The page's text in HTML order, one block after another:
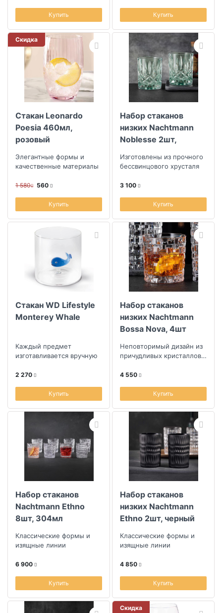
Купить Купить
Скидка
Стакан Leonardo
Poesia 460мл,
розовый
Элегантные формы и
качественные материалы
1 580 560
Купить
Набор стаканов
низких Nachtmann
Noblesse 2шт,
Изготовлены из прочного
бессвинцового хрусталя
3 100
Купить
Стакан WD Lifestyle
Monterey Whale
Каждый предмет
изготавливается вручную
2 270
Купить
Набор стаканов
низких Nachtmann
Bossa Nova, 4шт
Неповторимый дизайн из
причудливых кристаллов в
4 550
Купить
Набор стаканов
Nachtmann Ethno
8шт, 304мл
Классические формы и
изящные линии
6 900
Купить
Набор стаканов
низких Nachtmann
Ethno 2шт, черный
Классические формы и
изящные линии
4 850
Купить
Скидка